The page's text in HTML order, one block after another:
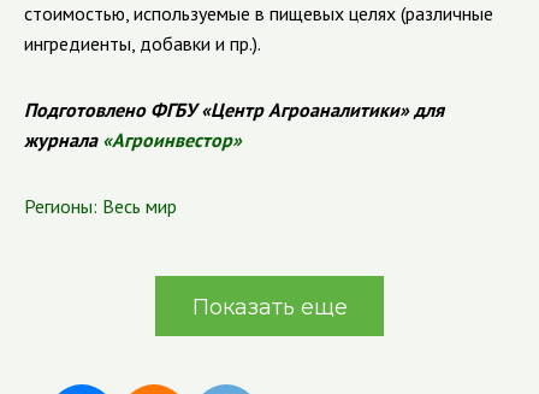
стоимостью, используемые в пищевых целях (различные
ингредиенты, добавки и пр.).
Подготовлено ФГБУ «Центр Агроаналитики» для
журнала «Агроинвестор»
Регионы: Весь мир
Показать еще